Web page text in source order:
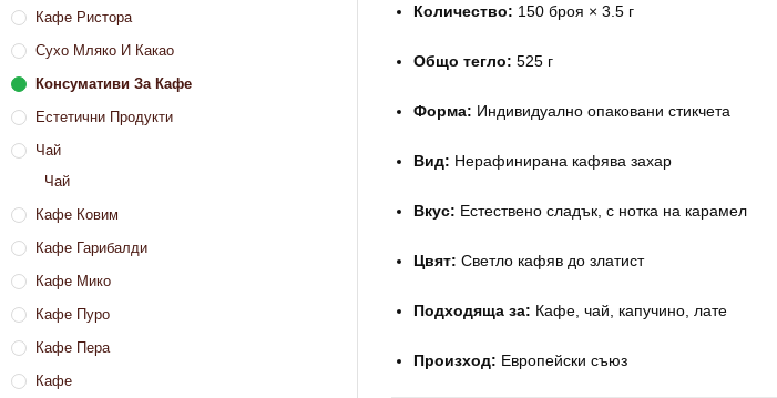
Кафе Ристора
Сухо Мляко И Какао
Консумативи За Кафе
Естетични Продукти
Чай
Чай
Кафе Ковим
Кафе Гарибалди
Кафе Мико
Кафе Пуро
Кафе Пера
Кафе
Количество: 150 броя × 3.5 г
Общо тегло: 525 г
Форма: Индивидуално опаковани стикчета
Вид: Нерафинирана кафява захар
Вкус: Естествено сладък, с нотка на карамел
Цвят: Светло кафяв до златист
Подходяща за: Кафе, чай, капучино, лате
Произход: Европейски съюз